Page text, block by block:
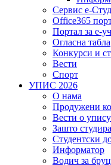
Сервис е-
Office365
Портал за е-
Огласна табла
Конкурси и
Вести
Спорт
УПИС 2026
О нама
Продужени
Вести о упису
Зашто
Студентски
Информатор
Водич за